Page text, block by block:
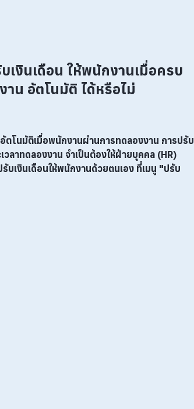
เงินเดือน ให้พนักงานเมื่อครบ
าน อัตโนมัติ ได้หรือไม่
ตโนมัติเมื่อพนักงานผ่านการทดลองงาน การปรับ
ลาทดลองงาน จำเป็นต้องให้ฝ่ายบุคคล (HR)
บเงินเดือนให้พนักงานด้วยตนเอง ที่เมนู "ปรับ